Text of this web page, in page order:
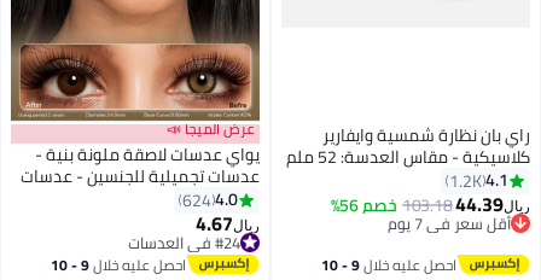
راي بان نظارة شمسية وايفارير
كلاسيكية - مقاس العدسة: 52 ملم
4.1
1.2K
ريال44.39
103.18خصم 56%
أقل سعر في 7 يوم
أقل سعر في 7 يوم
احصل عليه خلال 9 - 10
عرض الميجا 📣
يواي عدسات لاصقة ملونة بنية -
عدسات تجميلية للجنسين - عدسات
موضة طبيعية محتوى الرطوبة 42%
4.0
624
ريال4.67
#24 في العدسات
#24 في العدسات احصل عليه خلال 9 - 10